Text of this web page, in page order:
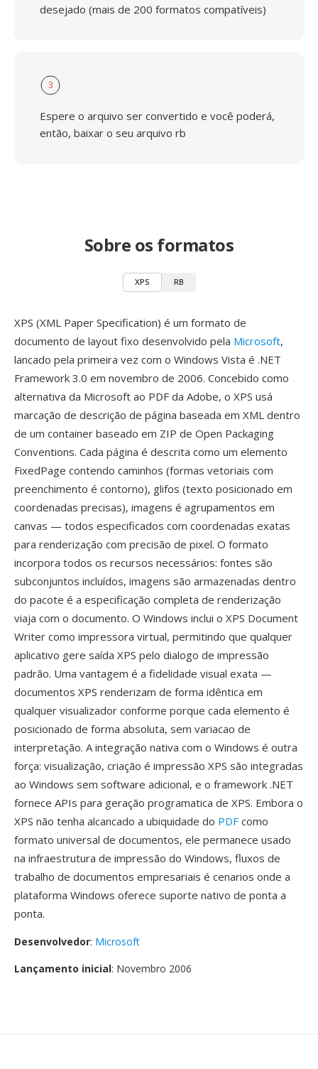
desejado (mais de 200 formatos compatíveis)
3
Espere o arquivo ser convertido e você poderá,
então, baixar o seu arquivo rb
Sobre os formatos
XPS RB
XPS (XML Paper Specification) é um formato de
documento de layout fixo desenvolvido pela Microsoft,
lancado pela primeira vez com o Windows Vista é .NET
Framework 3.0 em novembro de 2006. Concebido como
alternativa da Microsoft ao PDF da Adobe, o XPS usá
marcação de descrição de página baseada em XML dentro
de um container baseado em ZIP de Open Packaging
Conventions. Cada página é descrita como um elemento
FixedPage contendo caminhos (formas vetoriais com
preenchimento é contorno), glifos (texto posicionado em
coordenadas precisas), imagens é agrupamentos em
canvas — todos especificados com coordenadas exatas
para renderização com precisão de pixel. O formato
incorpora todos os recursos necessários: fontes são
subconjuntos incluídos, imagens são armazenadas dentro
do pacote é a especificação completa de renderização
viaja com o documento. O Windows inclui o XPS Document
Writer como impressora virtual, permitindo que qualquer
aplicativo gere saída XPS pelo dialogo de impressão
padrão. Uma vantagem é a fidelidade visual exata —
documentos XPS renderizam de forma idêntica em
qualquer visualizador conforme porque cada elemento é
posicionado de forma absoluta, sem variacao de
interpretação. A integração nativa com o Windows é outra
força: visualização, criação é impressão XPS são integradas
ao Windows sem software adicional, e o framework .NET
fornece APIs para geração programatica de XPS. Embora o
XPS não tenha alcancado a ubiquidade do PDF como
formato universal de documentos, ele permanece usado
na infraestrutura de impressão do Windows, fluxos de
trabalho de documentos empresariais é cenarios onde a
plataforma Windows oferece suporte nativo de ponta a
ponta.
Desenvolvedor: Microsoft
Lançamento inicial: Novembro 2006